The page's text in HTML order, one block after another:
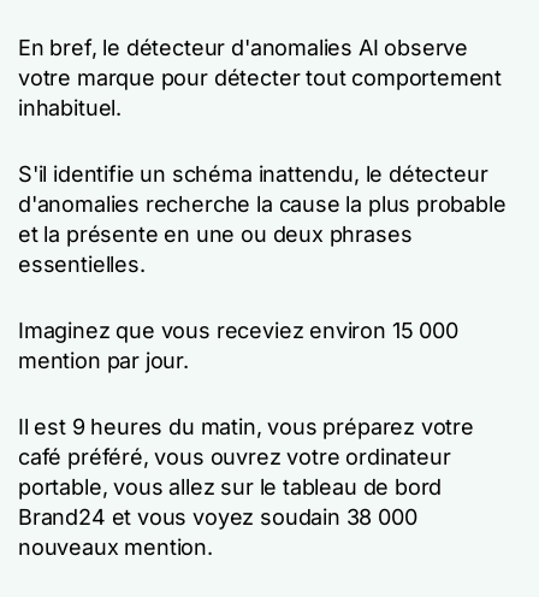
En bref, le détecteur d'anomalies AI observe
votre marque pour détecter tout comportement
inhabituel.
S'il identifie un schéma inattendu, le détecteur
d'anomalies recherche la cause la plus probable
et la présente en une ou deux phrases
essentielles.
Imaginez que vous receviez environ 15 000
mention par jour.
Il est 9 heures du matin, vous préparez votre
café préféré, vous ouvrez votre ordinateur
portable, vous allez sur le tableau de bord
Brand24 et vous voyez soudain 38 000
nouveaux mention.